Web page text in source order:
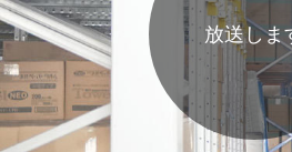
放送しま